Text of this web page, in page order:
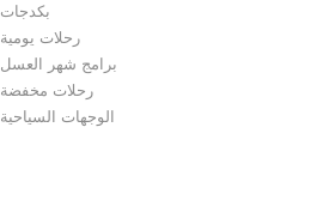
بكدجات
رحلات يومية
برامج شهر العسل
رحلات مخفضة
الوجهات السياحية